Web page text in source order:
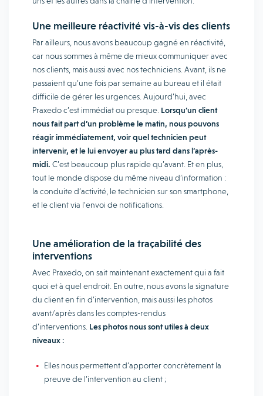
Une meilleure réactivité vis-à-vis des clients
Par ailleurs, nous avons beaucoup gagné en réactivité,
car nous sommes à même de mieux communiquer avec
nos clients, mais aussi avec nos techniciens. Avant, ils ne
passaient qu’une fois par semaine au bureau et il était
difficile de gérer les urgences. Aujourd’hui, avec
Praxedo c’est immédiat ou presque. Lorsqu’un client
nous fait part d’un problème le matin, nous pouvons
réagir immédiatement, voir quel technicien peut
intervenir, et le lui envoyer au plus tard dans l’après-
midi. C’est beaucoup plus rapide qu’avant. Et en plus,
tout le monde dispose du même niveau d’information :
la conduite d’activité, le technicien sur son smartphone,
et le client via l’envoi de notifications.
Une amélioration de la traçabilité des
interventions
Avec Praxedo, on sait maintenant exactement qui a fait
quoi et à quel endroit. En outre, nous avons la signature
du client en fin d’intervention, mais aussi les photos
avant/après dans les comptes-rendus
d’interventions. Les photos nous sont utiles à deux
niveaux :
Elles nous permettent d’apporter concrètement la
preuve de l’intervention au client ;